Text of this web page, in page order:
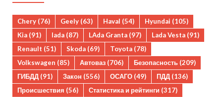
Chery (76) Geely (63) Haval (54) Hyundai (105)
Kia (91) lada (87) LAda Granta (97) Lada Vesta (91)
Renault (51) Skoda (69) Toyota (78)
Volkswagen (85) Автоваз (706) Безопасность (209)
ГИБДД (91) Закон (556) ОСАГО (49) ПДД (136)
Происшествия (56) Статистика и рейтинги (317)